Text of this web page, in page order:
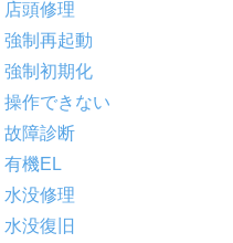
店頭修理
強制再起動
強制初期化
操作できない
故障診断
有機EL
水没修理
水没復旧